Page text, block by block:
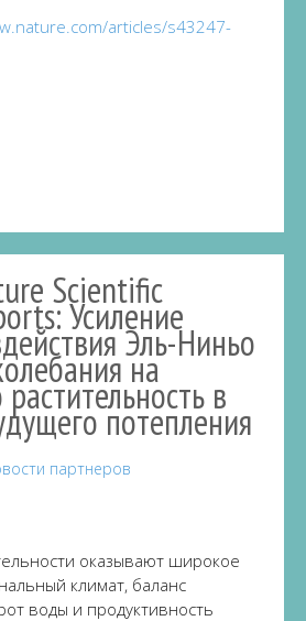
articles/s43247-
Scientific
Усиление
Эль-Ниньо
на
в
потепления
партнеров
оказывают широкое
климат, баланс
воды и продуктивность